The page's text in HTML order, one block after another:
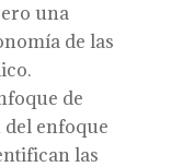
una
de las
de
enfoque
las